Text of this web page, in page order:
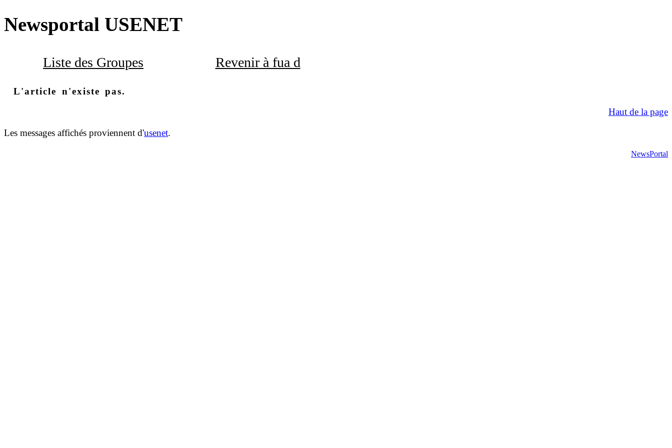
Newsportal USENET
Liste des Groupes Revenir à fua d
L'article n'existe pas.
Haut de la page
Les messages affichés proviennent d'usenet.
NewsPortal